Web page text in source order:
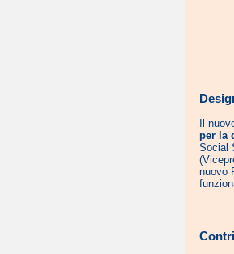
Il
per la
Social
nuovo